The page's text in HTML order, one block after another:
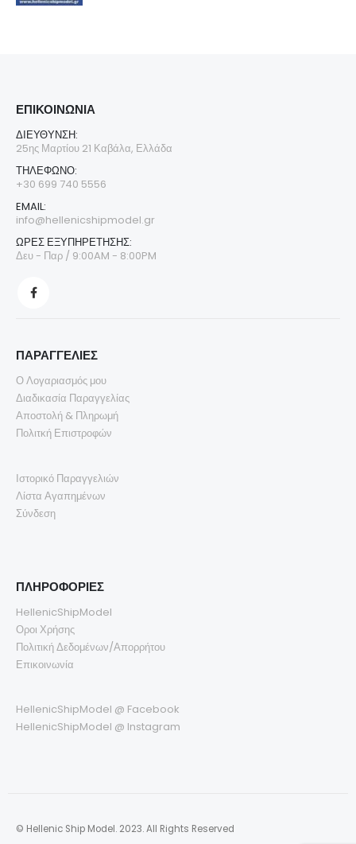
ΕΠΙΚΟΙΝΩΝΊΑ
ΔΙΕΎΘΥΝΣΗ:
25ης Μαρτίου 21 Καβάλα, Ελλάδα
ΤΗΛΈΦΩΝΟ:
+30 699 740 5556
EMAIL:
info@hellenicshipmodel.gr
ΩΡΕΣ ΕΞΥΠΗΡΕΤΗΣΗΣ:
Δευ - Παρ / 9:00AM - 8:00PM
ΠΑΡΑΓΓΕΛΙΕΣ
Ο Λογαριασμός μου
Διαδικασία Παραγγελίας
Αποστολή & Πληρωμή
Πολιτκή Επιστροφών
Ιστορικό Παραγγελιών
Λίστα Αγαπημένων
Σύνδεση
ΠΛΗΡΟΦΟΡΙΕΣ
HellenicShipModel
Οροι Χρήσης
Πολιτική Δεδομένων/Απορρήτου
Επικοινωνία
HellenicShipModel @ Facebook
HellenicShipModel @ Instagram
© Hellenic Ship Model. 2023. All Rights Reserved